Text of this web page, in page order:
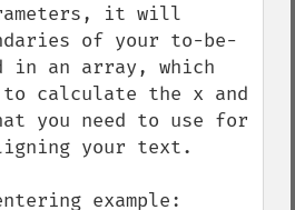
it will
of your to-be-
in an array, which
calculate the x and
you need to use for
your text.
example: